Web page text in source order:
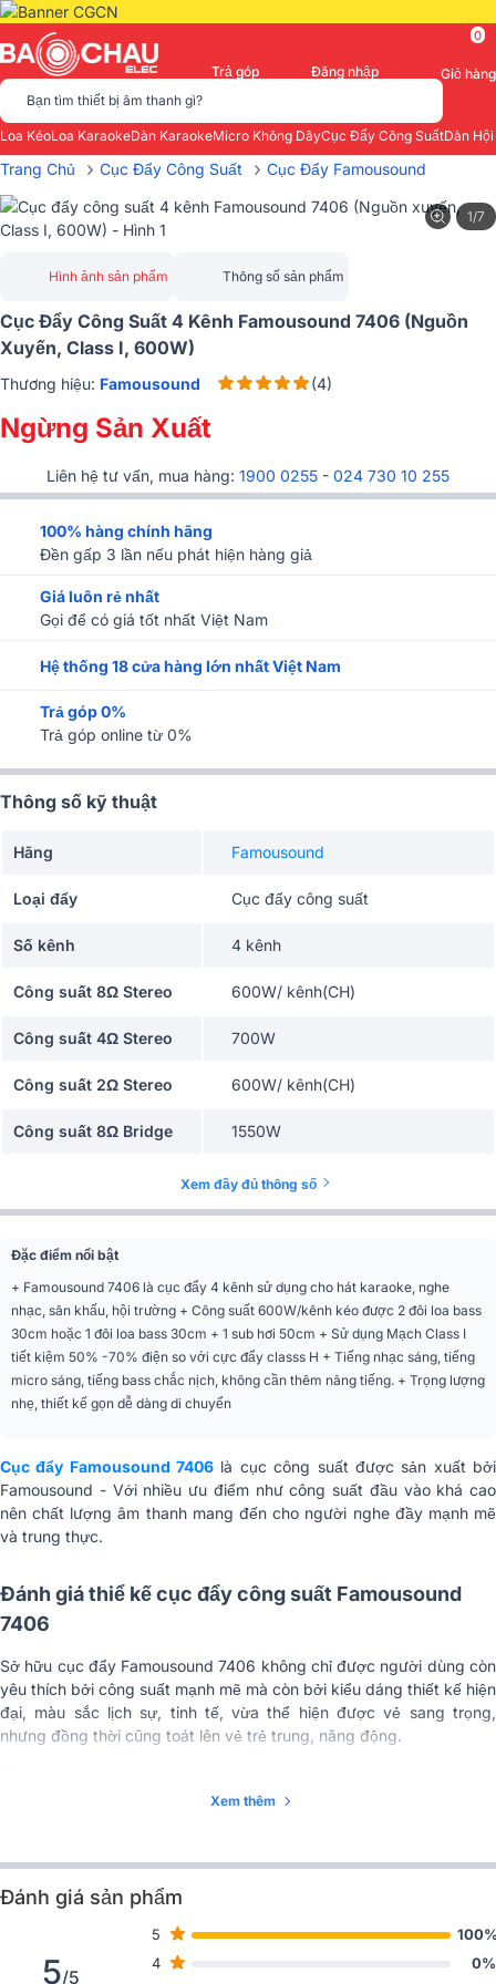
Trả góp Đăng nhập
0
Giỏ hàng
Bạn tìm thiết bị âm thanh gì?
Loa KéoLoa KaraokeDàn KaraokeMicro Không DâyCục Đẩy Công SuấtDàn
Trang Chủ › Cục Đẩy Công Suất › Cục Đẩy Famousound
1/7
Hình ảnh sản phẩm Thông số sản phẩm
Cục Đẩy Công Suất 4 Kênh Famousound 7406 (Nguồn
Xuyến, Class I, 600W)
Thương hiệu: Famousound (4)
Ngừng Sản Xuất
Liên hệ tư vấn, mua hàng: 1900 0255 - 024 730 10 255
100% hàng chính hãng
Đền gấp 3 lần nếu phát hiện hàng giả
Giá luôn rẻ nhất
Gọi để có giá tốt nhất Việt Nam
Hệ thống 18 cửa hàng lớn nhất Việt Nam
Trả góp 0%
Trả góp online từ 0%
Thông số kỹ thuật
Hãng Famousound
Loại đẩy Cục đẩy công suất
Số kênh 4 kênh
Công suất 8Ω Stereo 600W/ kênh(CH)
Công suất 4Ω Stereo 700W
Công suất 2Ω Stereo 600W/ kênh(CH)
Công suất 8Ω Bridge 1550W
1500W/kênh (CH)
Nguồn sử dụng Cắm điện trực tiếp
Chế độ đánh Bridge, Stereo, Parallel
Độ nhạy(SPL)
Tần số đáp tuyến 20Hz - 20kHz
Tổng méo hài (THD) ≤ 0,05%
Tỉ lệ S/N
Chỉ số Damping >200
Cổng kết nối Neutrik, Link, Input/Output: Canon
Đầu ra loa Cài dây
Phân khúc Tiêu chuẩn
89(cao)mm (2U)
Trọng lượng
Xem đầy đủ thông số
Đặc điểm nổi bật
+ Famousound 7406 là cục đẩy 4 kênh sử dụng cho hát karaoke, nghe
nhạc, sân khấu, hội trường + Công suất 600W/kênh kéo được 2 đôi loa bass
30cm hoặc 1 đôi loa bass 30cm + 1 sub hơi 50cm + Sử dụng Mạch Class I
tiết kiệm 50% -70% điện so với cực đẩy classs H + Tiếng nhạc sáng, tiếng
micro sáng, tiếng bass chắc nịch, không cần thêm nâng tiếng. + Trọng lượng
nhẹ, thiết kế gọn dễ dàng di chuyển
Cục đẩy Famousound 7406 là cục công suất được sản xuất bởi
Famousound - Với nhiều ưu điểm như công suất đầu vào khá cao
nên chất lượng âm thanh mang đến cho người nghe đầy mạnh mẽ
và trung thực.
Đánh giá thiể kế cục đẩy công suất Famousound
7406
Sở hữu cục đẩy Famousound 7406 không chỉ được người dùng còn
yêu thích bởi công suất mạnh mẽ mà còn bởi kiểu dáng thiết kế hiện
đại, màu sắc lịch sự, tinh tế, vừa thể hiện được vẻ sang trọng,
nhưng đồng thời cũng toát lên vẻ trẻ trung, năng động.
nhiệt thể hiện đẳng cấp vượt trội so với các dòng cục đẩy thông
Mặt sau máy là hệ thống cổng kết nối thông dụng cùng một vài
thông số kỹ thuật cơ bản.
Xem thêm
Đánh giá sản phẩm
5/5
5
4
0%